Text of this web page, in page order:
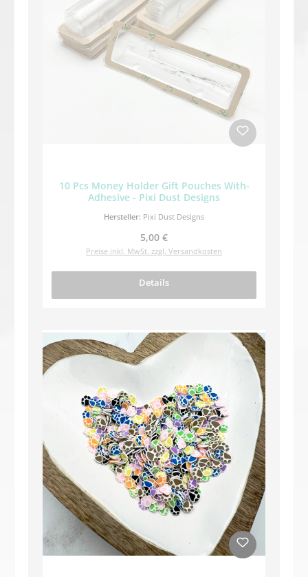
10 Pcs Money Holder Gift Pouches With-
Adhesive - Pixi Dust Designs
Hersteller: Pixi Dust Designs
Regulärer Preis:
5,00 €
Preise inkl. MwSt. zzgl. Versandkosten
Details